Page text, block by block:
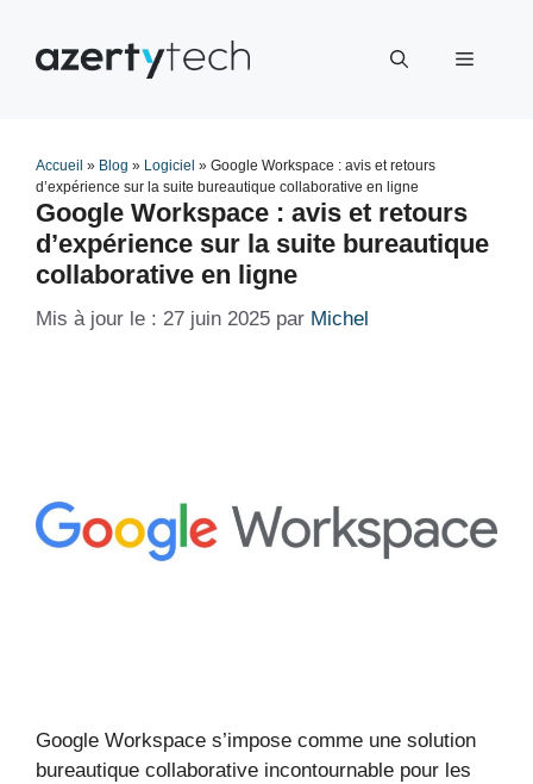
contenu
Menu
Accueil » Blog » Logiciel » Google Workspace : avis et retours
d’expérience sur la suite bureautique collaborative en ligne
Google Workspace : avis et retours
d’expérience sur la suite bureautique
collaborative en ligne
27 juin 2025 par Michel
Google Workspace s’impose comme une solution
bureautique collaborative incontournable pour les